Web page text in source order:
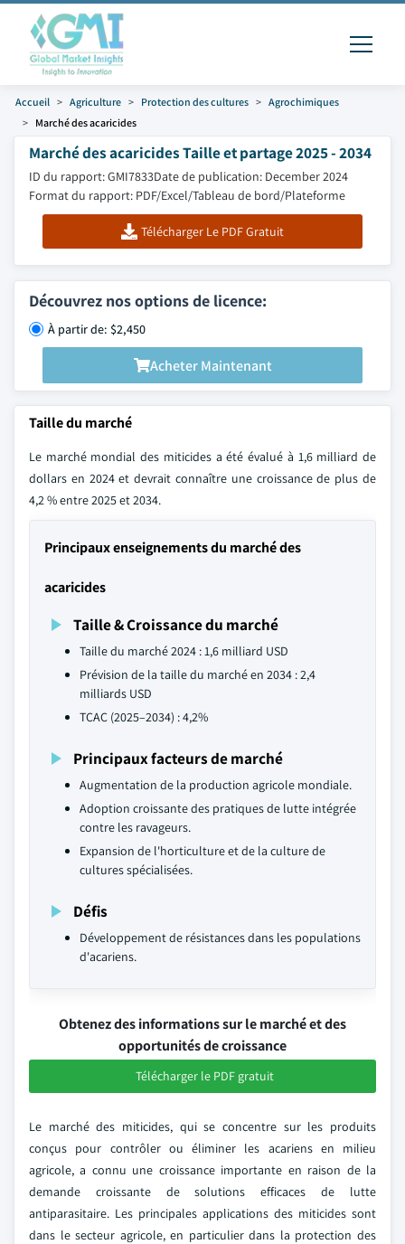
Accueil Agriculture Protection des cultures
Agrochimiques
Marché des acaricides
Marché des acaricides Taille et partage 2025 - 2034
ID du rapport: GMI7833Date de publication: December 2024
Format du rapport: PDF/Excel/Tableau de bord/Plateforme
Télécharger Le PDF Gratuit
Découvrez nos options de licence:
À partir de: $2,450
Acheter Maintenant
Taille du marché
Le marché mondial des miticides a été évalué à 1,6 milliard de
dollars en 2024 et devrait connaître une croissance de plus de
4,2 % entre 2025 et 2034.
Principaux enseignements du marché des
acaricides
Taille & Croissance du marché
Taille du marché 2024 : 1,6 milliard USD
Prévision de la taille du marché en 2034 : 2,4
milliards USD
TCAC (2025–2034) : 4,2%
Principaux facteurs de marché
Augmentation de la production agricole mondiale.
Adoption croissante des pratiques de lutte intégrée
contre les ravageurs.
Expansion de l'horticulture et de la culture de
cultures spécialisées.
Défis
Développement de résistances dans les populations
d'acariens.
Obtenez des informations sur le marché et des
opportunités de croissance
Télécharger le PDF gratuit
Le marché des miticides, qui se concentre sur les produits
conçus pour contrôler ou éliminer les acariens en milieu
agricole, a connu une croissance importante en raison de la
demande croissante de solutions efficaces de lutte
antiparasitaire. Les principales applications des miticides sont
dans le secteur agricole, en particulier dans la protection des